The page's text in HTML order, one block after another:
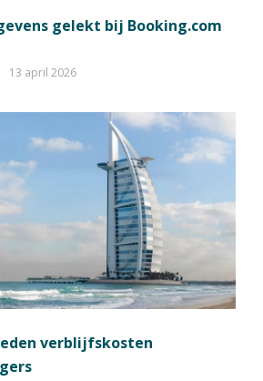
gelekt bij Booking.com
13 april 2026
verblijfskosten